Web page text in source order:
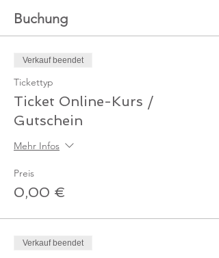
Buchung
Verkauf beendet
Tickettyp
Ticket Online-Kurs /
Gutschein
Mehr Infos
Preis
0,00 €
Verkauf beendet